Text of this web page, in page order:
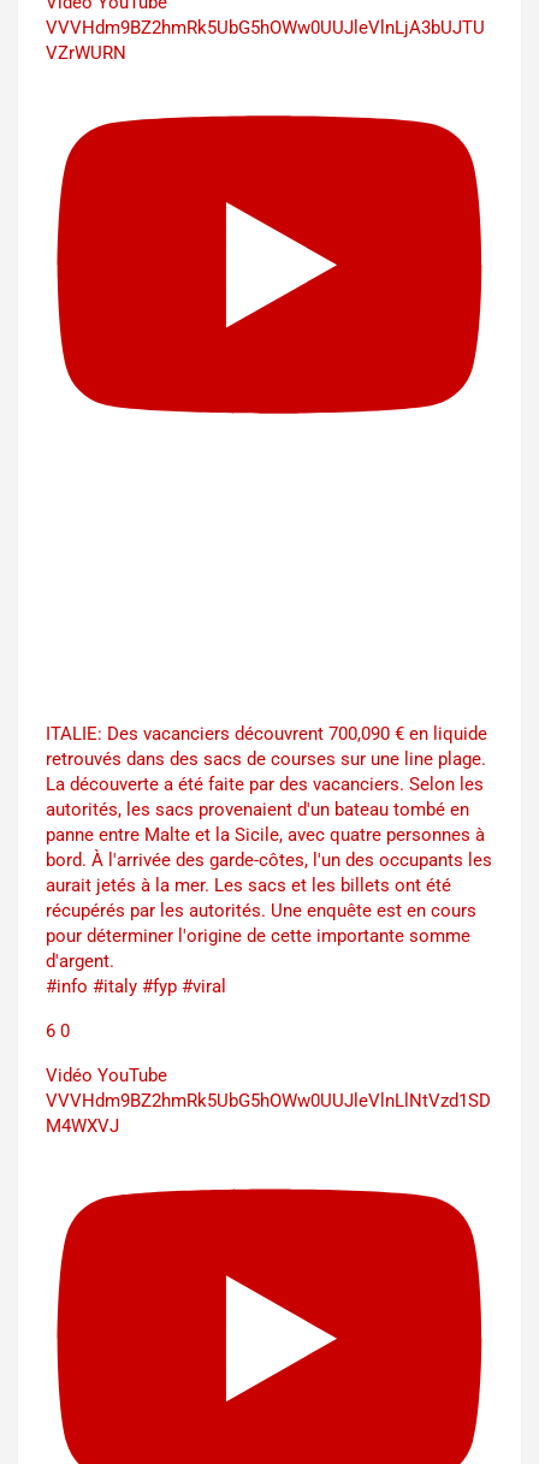
VVVHdm9BZ2hmRk5UbG5hOWw0UUJleVlnLjA3bUJTU
VZrWURN
ITALIE: Des vacanciers découvrent 700,090 € en liquide
retrouvés dans des sacs de courses sur une line plage.
La découverte a été faite par des vacanciers. Selon les
autorités, les sacs provenaient d'un bateau tombé en
panne entre Malte et la Sicile, avec quatre personnes à
bord. À l'arrivée des garde-côtes, l'un des occupants les
aurait jetés à la mer. Les sacs et les billets ont été
récupérés par les autorités. Une enquête est en cours
pour déterminer l'origine de cette importante somme
d'argent.
#info #italy #fyp #viral
6 0
Vidéo YouTube
VVVHdm9BZ2hmRk5UbG5hOWw0UUJleVlnLlNtVzd1SD
M4WXVJ